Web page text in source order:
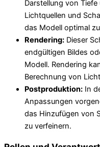
Darstellung von
Lichtquellen und
das Modell optimal
Rendering: Dieser
endgültigen Bildes
Modell. Rendering
Berechnung von
Postproduktion: In
Anpassungen
das Hinzufügen von
zu verfeinern.